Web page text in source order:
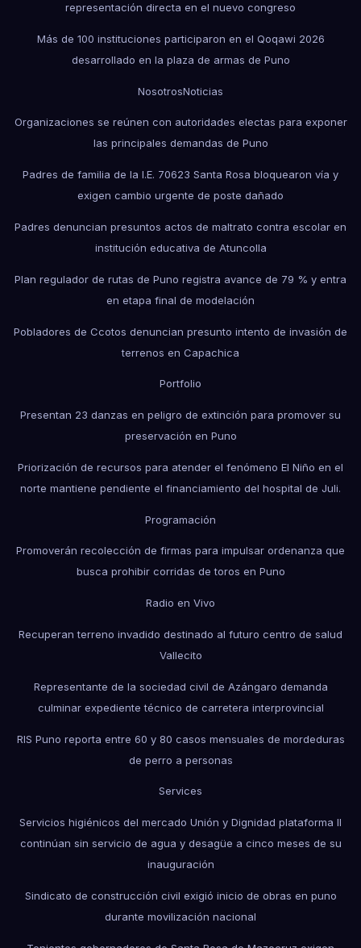
representación directa en el nuevo congreso
Más de 100 instituciones participaron en el Qoqawi 2026
desarrollado en la plaza de armas de Puno
NosotrosNoticias
Organizaciones se reúnen con autoridades electas para exponer
las principales demandas de Puno
Padres de familia de la I.E. 70623 Santa Rosa bloquearon vía y
exigen cambio urgente de poste dañado
Padres denuncian presuntos actos de maltrato contra escolar en
institución educativa de Atuncolla
Plan regulador de rutas de Puno registra avance de 79 % y entra
en etapa final de modelación
Pobladores de Ccotos denuncian presunto intento de invasión de
terrenos en Capachica
Portfolio
Presentan 23 danzas en peligro de extinción para promover su
preservación en Puno
Priorización de recursos para atender el fenómeno El Niño en el
norte mantiene pendiente el financiamiento del hospital de Juli.
Programación
Promoverán recolección de firmas para impulsar ordenanza que
busca prohibir corridas de toros en Puno
Radio en Vivo
Recuperan terreno invadido destinado al futuro centro de salud
Vallecito
Representante de la sociedad civil de Azángaro demanda
culminar expediente técnico de carretera interprovincial
RIS Puno reporta entre 60 y 80 casos mensuales de mordeduras
de perro a personas
Services
Servicios higiénicos del mercado Unión y Dignidad plataforma II
continúan sin servicio de agua y desagüe a cinco meses de su
inauguración
Sindicato de construcción civil exigió inicio de obras en puno
durante movilización nacional